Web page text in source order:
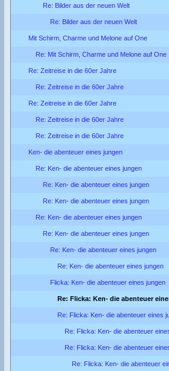
Re: Bilder aus der neuen Welt
Re: Bilder aus der neuen Welt
Mit Schirm, Charme und Melone auf One
Re: Mit Schirm, Charme und Melone auf One
Re: Zeitreise in die 60er Jahre
Re: Zeitreise in die 60er Jahre
Re: Zeitreise in die 60er Jahre
Re: Zeitreise in die 60er Jahre
Re: Zeitreise in die 60er Jahre
Ken- die abenteuer eines jungen
Re: Ken- die abenteuer eines jungen
Re: Ken- die abenteuer eines jungen
Re: Ken- die abenteuer eines jungen
Re: Ken- die abenteuer eines jungen
Re: Ken- die abenteuer eines jungen
Re: Ken- die abenteuer eines jungen
Re: Ken- die abenteuer eines jungen
Flicka: Ken- die abenteuer eines jungen
Re: Flicka: Ken- die abenteuer
Re: Flicka: Ken- die abenteuer eines
Re: Flicka: Ken- die abenteuer
Re: Flicka: Ken- die abenteuer
Re: Flicka: Ken- die abenteuer